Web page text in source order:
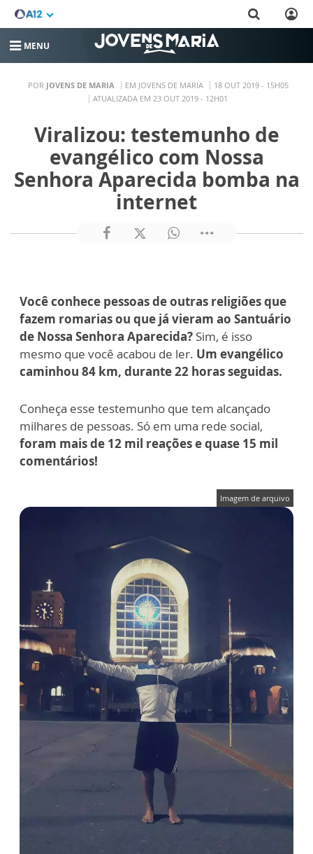
MENU
POR JOVENS DE MARIA EM JOVENS DE MARIA
18 OUT 2019 - 15H05
ATUALIZADA EM 23 OUT 2019 - 12H01
Viralizou: testemunho de
evangélico com Nossa
Senhora Aparecida bomba na
internet
Você conhece pessoas de outras religiões que
fazem romarias ou que já vieram ao Santuário
de Nossa Senhora Aparecida? Sim, é isso
mesmo que você acabou de ler. Um evangélico
caminhou 84 km, durante 22 horas seguidas.
Conheça esse testemunho que tem alcançado
milhares de pessoas. Só em uma rede social,
foram mais de 12 mil reações e quase 15 mil
comentários!
Imagem de arquivo